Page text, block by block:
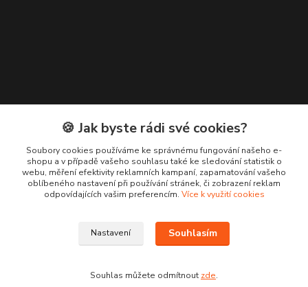
Kontakty
+420 776 619 833
m.francova@maka-design.cz
🍪 Jak byste rádi své cookies?
Soubory cookies používáme ke správnému fungování našeho e-
shopu a v případě vašeho souhlasu také ke sledování statistik o
webu, měření efektivity reklamních kampaní, zapamatování vašeho
oblíbeného nastavení při používání stránek, či zobrazení reklam
odpovídajících vašim preferencím. Více k využití cookies
Nastavení Souhlasím
Souhlas můžete odmítnout zde.